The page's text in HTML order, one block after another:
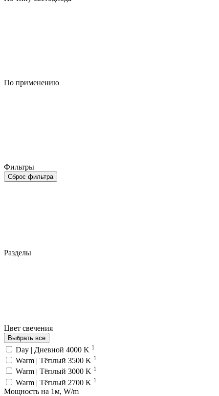
По применению
Фильтры
Сброс фильтра
Разделы
Цвет свечения
Выбрать все
Day | Дневной 4000 K 1
Warm | Тёплый 3500 K 1
Warm | Тёплый 3000 K 1
Warm | Тёплый 2700 K 1
Мощность на 1м, W/m